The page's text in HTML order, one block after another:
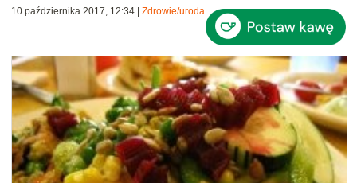
10 października 2017, 12:34 Zdrowie/uroda